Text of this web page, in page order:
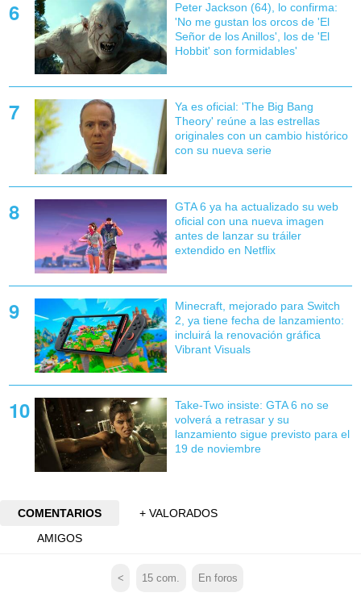
Peter Jackson (64), lo confirma:
'No me gustan los orcos de 'El
Señor de los Anillos', los de 'El
Hobbit' son formidables'
Ya es oficial: 'The Big Bang
Theory' reúne a las estrellas
originales con un cambio histórico
con su nueva serie
GTA 6 ya ha actualizado su web
oficial con una nueva imagen
antes de lanzar su tráiler
extendido en Netflix
Minecraft, mejorado para Switch
2, ya tiene fecha de lanzamiento:
incluirá la renovación gráfica
Vibrant Visuals
Take-Two insiste: GTA 6 no se
volverá a retrasar y su
lanzamiento sigue previsto para el
19 de noviembre
COMENTARIOS
+ VALORADOS
AMIGOS
< 15 com. En foros